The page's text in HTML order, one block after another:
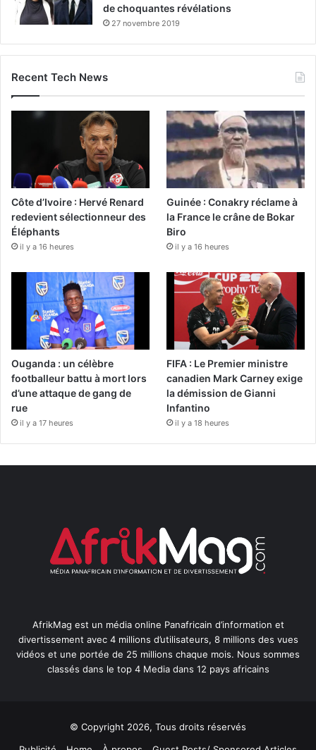
de choquantes révélations
27 novembre 2019
Recent Tech News
Côte d’Ivoire : Hervé Renard
redevient sélectionneur des
Éléphants
il y a 16 heures
Guinée : Conakry réclame à
la France le crâne de Bokar
Biro
il y a 16 heures
Ouganda : un célèbre
footballeur battu à mort lors
d’une attaque de gang de
rue
il y a 17 heures
FIFA : Le Premier ministre
canadien Mark Carney exige
la démission de Gianni
Infantino
il y a 18 heures
AfrikMag est un média online Panafricain d’information et
divertissement avec 4 millions d’utilisateurs, 8 millions des vues
vidéos et une portée de 25 millions chaque mois. Nous sommes
classés dans le top 4 Media dans 12 pays africains
© Copyright 2026, Tous droits réservés